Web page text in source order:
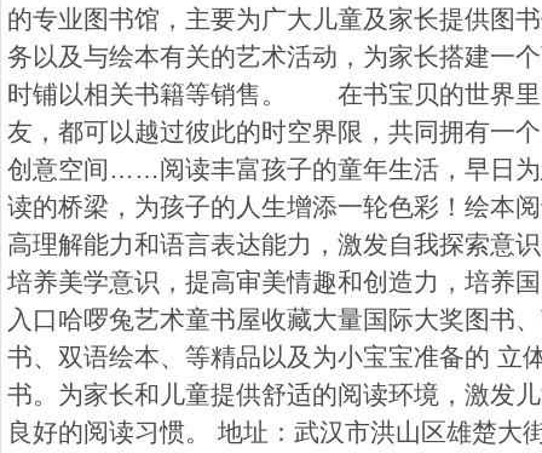
的专业图书馆，主要为广大儿童及家长提供图
务以及与绘本有关的艺术活动，为家长搭建一
时铺以相关书籍等销售。 在书宝贝的世界里
友，都可以越过彼此的时空界限，共同拥有一
创意空间……阅读丰富孩子的童年生活，早日
读的桥梁，为孩子的人生增添一轮色彩！绘本
高理解能力和语言表达能力，激发自我探索意
培养美学意识，提高审美情趣和创造力，培养
入口哈啰兔艺术童书屋收藏大量国际大奖图书
书、双语绘本、等精品以及为小宝宝准备的 立
书。为家长和儿童提供舒适的阅读环境，激发
良好的阅读习惯。 地址：武汉市洪山区雄楚大